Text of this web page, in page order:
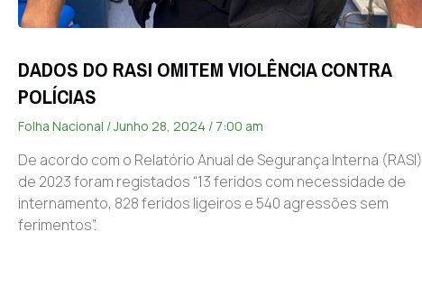
DADOS DO RASI OMITEM VIOLÊNCIA CONTRA
POLÍCIAS
Folha Nacional Junho 28, 2024 7:00 am
De acordo com o Relatório Anual de Segurança Interna (RASI)
de 2023 foram registados “13 feridos com necessidade de
internamento, 828 feridos ligeiros e 540 agressões sem
ferimentos”.